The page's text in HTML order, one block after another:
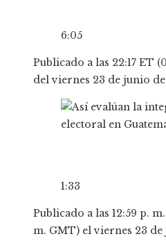
6:05
Publicado a las 22:17 ET
del viernes 23 de junio
1:33
Publicado a las 12:59 p.
m. GMT) el viernes 23